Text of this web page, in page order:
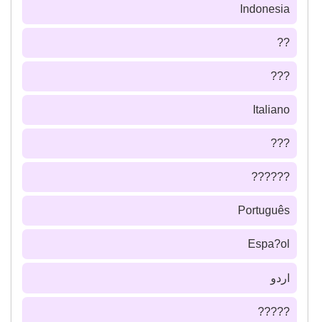
Indonesia
??
???
Italiano
???
??????
Português
Espa?ol
اردو
?????